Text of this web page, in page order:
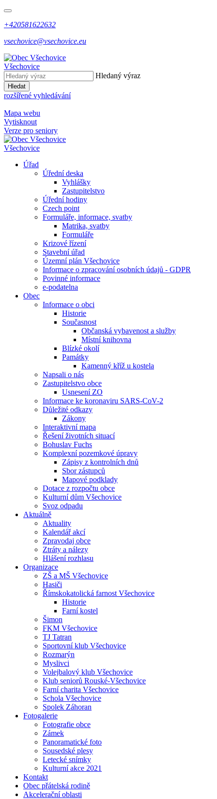
+420581622632
vsechovice@vsechovice.eu
Všechovice
Hledaný výraz
Hledat
rozšířené vyhledávání
Mapa webu
Vytisknout
Verze pro seniory
Všechovice
Úřad
Úřední deska
Vyhlášky
Zastupitelstvo
Úřední hodiny
Czech point
Formuláře, informace, svatby
Matrika, svatby
Formuláře
Krizové řízení
Stavební úřad
Územní plán Všechovice
Informace o zpracování osobních údajů - GDPR
Povinné informace
e-podatelna
Obec
Informace o obci
Historie
Současnost
Občanská vybavenost a služby
Místní knihovna
Blízké okolí
Památky
Kamenný kříž u kostela
Napsali o nás
Zastupitelstvo obce
Usnesení ZO
Informace ke koronaviru SARS-CoV-2
Důležité odkazy
Zákony
Interaktivní mapa
Řešení životních situací
Bohuslav Fuchs
Komplexní pozemkové úpravy
Zápisy z kontrolních dnů
Sbor zástupců
Mapové podklady
Dotace z rozpočtu obce
Kulturní dům Všechovice
Svoz odpadu
Aktuálně
Aktuality
Kalendář akcí
Zpravodaj obce
Ztráty a nálezy
Hlášení rozhlasu
Organizace
ZŠ a MŠ Všechovice
Hasiči
Římskokatolická farnost Všechovice
Historie
Farní kostel
Šimon
FKM Všechovice
TJ Tatran
Sportovní klub Všechovice
Rozmarýn
Myslivci
Volejbalový klub Všechovice
Klub seniorů Rouské-Všechovice
Farní charita Všechovice
Schola Všechovice
Spolek Záhoran
Fotogalerie
Fotografie obce
Zámek
Panoramatické foto
Sousedské plesy
Letecké snímky
Kulturní akce 2021
Kontakt
Obec přátelská rodině
Akcelerační oblasti